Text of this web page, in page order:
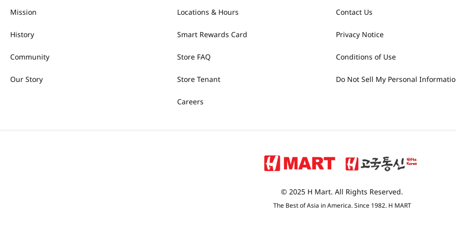
Mission
History
Community
Our Story
Locations & Hours
Smart Rewards Card
Store FAQ
Store Tenant
Careers
Contact Us
Privacy Notice
Conditions of Use
Do Not Sell My Personal
© 2025 H Mart. All Rights Reserved.
The Best of Asia in America. Since 1982. H MART